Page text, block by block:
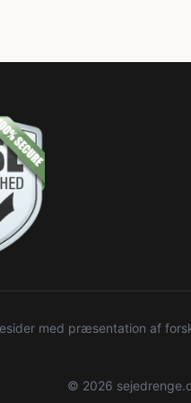
med præsentation af
© 2026